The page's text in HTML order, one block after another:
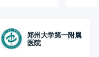
郑州大学第一附属
医院